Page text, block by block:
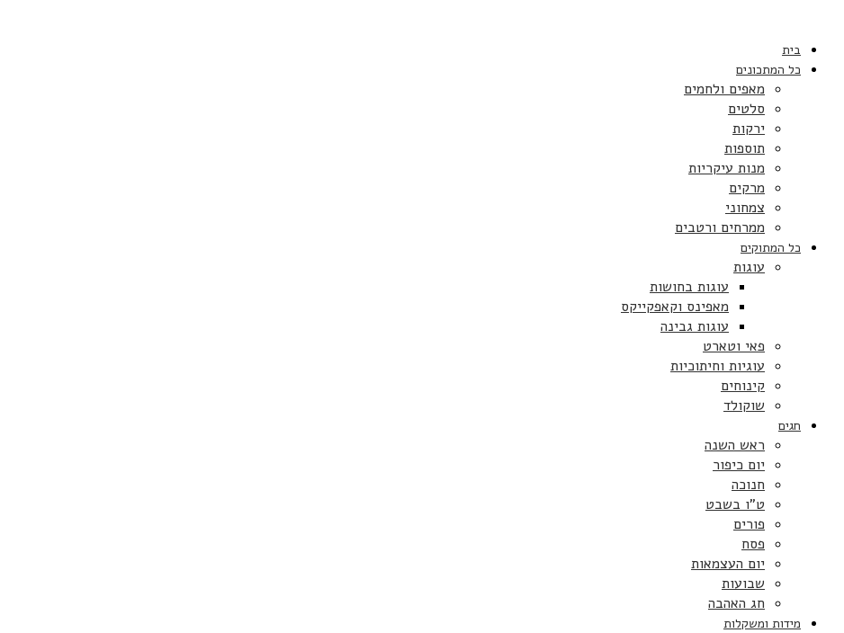
בית
כל המתכונים
מאפים ולחמים
סלטים
ירקות
תוספות
מנות עיקריות
מרקים
צמחוני
ממרחים ורטבים
כל המתוקים
עוגות
עוגות בחושות
מאפינס וקאפקייקס
עוגות גבינה
פאי וטארט
עוגיות וחיתוכיות
קינוחים
שוקולד
חגים
ראש השנה
יום כיפור
חנוכה
ט”ו בשבט
פורים
פסח
יום העצמאות
שבועות
חג האהבה
מידות ומשקלות